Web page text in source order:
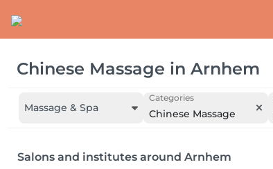
Chinese Massage in Arnhem
Massage & Spa
Categories
Chinese Massage
Salons and institutes around Arnhem